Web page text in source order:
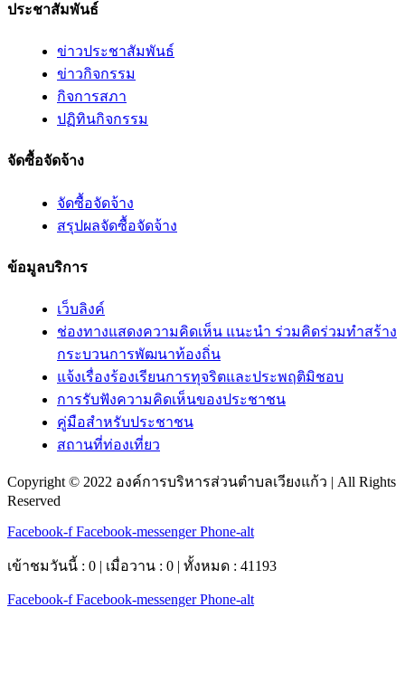
ประชาสัมพันธ์
ข่าวประชาสัมพันธ์
ข่าวกิจกรรม
กิจการสภา
ปฏิทินกิจกรรม
จัดซื้อจัดจ้าง
จัดซื้อจัดจ้าง
สรุปผลจัดซื้อจัดจ้าง
ข้อมูลบริการ
เว็บลิงค์
ช่องทางแสดงความคิดเห็น แนะนำ ร่วมคิดร่วมทำสร้าง
กระบวนการพัฒนาท้องถิ่น
แจ้งเรื่องร้องเรียนการทุจริตและประพฤติมิชอบ
การรับฟังความคิดเห็นของประชาชน
คู่มือสำหรับประชาชน
สถานที่ท่องเที่ยว
Copyright © 2022 องค์การบริหารส่วนตำบลเวียงแก้ว | All Rights
Reserved
Facebook-f Facebook-messenger Phone-alt
เข้าชมวันนี้ : 0 | เมื่อวาน : 0 | ทั้งหมด : 41193
Facebook-f Facebook-messenger Phone-alt